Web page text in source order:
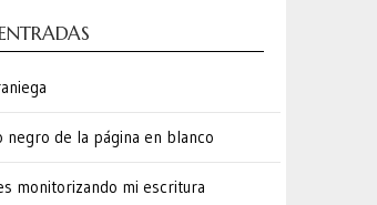
negro de la página en blanco
monitorizando mi escritura